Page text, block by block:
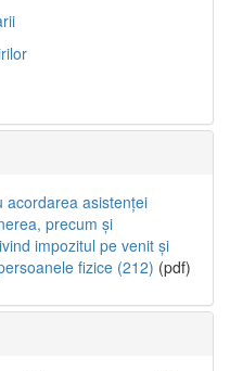
acordarea asistenței
precum și
impozitul pe venit și
fizice (212) (pdf)